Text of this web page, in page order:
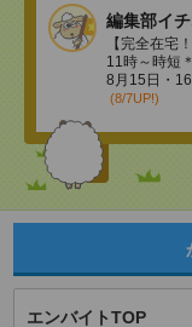
編集部イ
【完全在宅
11時～時短
8月15日・
(8/7UP!)
エンバイトTOP